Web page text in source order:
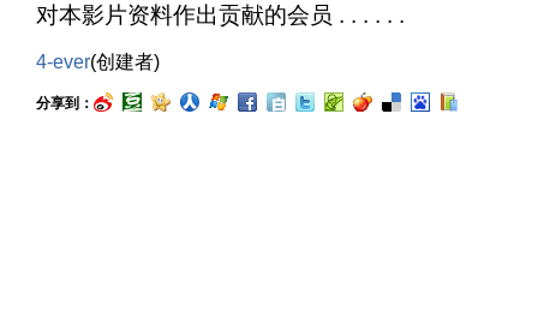
对本影片资料作出贡献的会员 . . . . . .
4-ever(创建者)
分享到：